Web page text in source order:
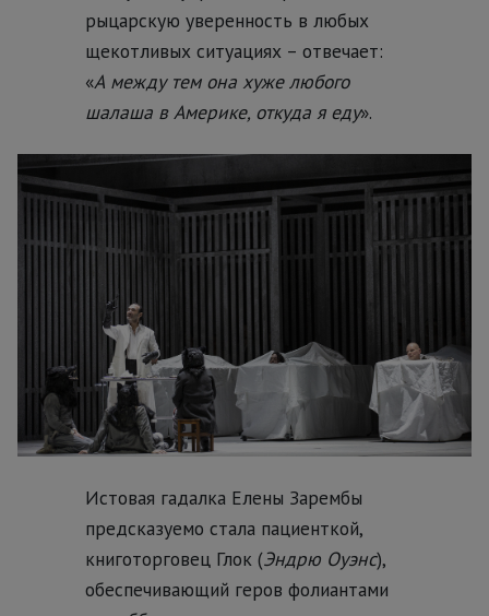
рыцарскую уверенность в любых
щекотливых ситуациях – отвечает:
«А между тем она хуже любого
шалаша в Америке, откуда я еду».
Истовая гадалка Елены Зарембы
предсказуемо стала пациенткой,
книготорговец Глок (Эндрю Оуэнс),
обеспечивающий геров фолиантами